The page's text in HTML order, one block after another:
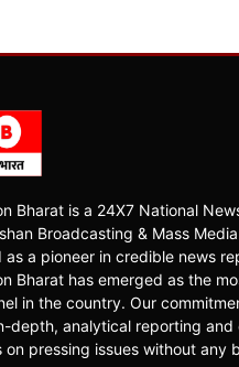
Bharat is a 24X7 National
Broadcasting & Mass
as a pioneer in credible news
Bharat has emerged as the
in the country. Our
depth, analytical reporting and
on pressing issues without any